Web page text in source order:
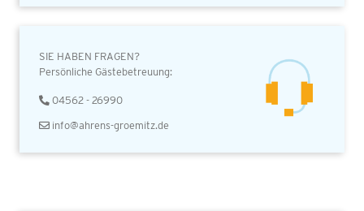
SIE HABEN FRAGEN?
Persönliche Gästebetreuung:
04562 - 26990
info@ahrens-groemitz.de